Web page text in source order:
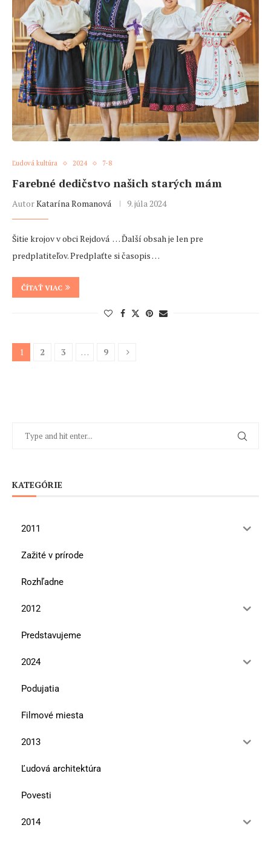
Ľudová kultúra 2024 7-8
Farebné dedičstvo našich starých mám
AutorKatarína Romanová 9. júla 2024
Šitie krojov v obci Rejdová … Ďalší obsah je len pre
predplatiteľov. Predplaťte si časopis …
ČÍTAŤ VIAC
1 2 3 … 9
KATEGÓRIE
2011
Zažité v prírode
Rozhľadne
2012
Predstavujeme
2024
Podujatia
Filmové miesta
2013
Ľudová architektúra
Povesti
2014